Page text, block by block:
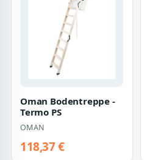
Oman Bodentreppe -
Termo PS
OMAN
118,37 €